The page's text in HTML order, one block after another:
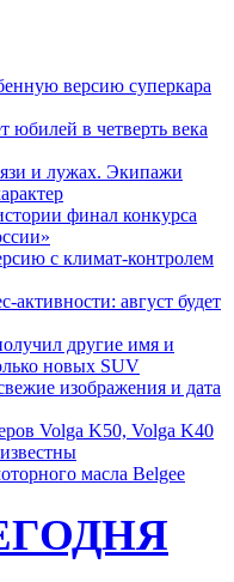
версию суперкара
юбилей в четверть века
и лужах. Экипажи
финал конкурса
с климат-контролем
август будет
другие имя и
новых SUV
изображения и дата
Volga K50, Volga K40
масла Belgee